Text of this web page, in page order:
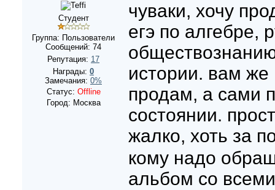
Студент
Группа: Пользователи
Сообщений: 74
Репутация: 17
Награды: 0
Замечания: 0%
Статус: Offline
Город: Москва
чуваки, хочу
егэ по алгебре,
истории. вам
продам, а сами
состоянии.
жалко, хоть за
кому надо
альбом со